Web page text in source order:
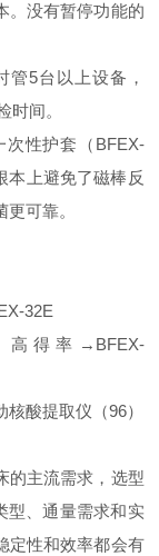
。没有暂停功能的
5台以上设备，
时间。
性护套（BFEX-
本上避免了磁棒反
可靠。
32E
得率→BFEX-
酸提取仪（96）
主流需求，选型
型、通量需求和实
定性和效率都会有